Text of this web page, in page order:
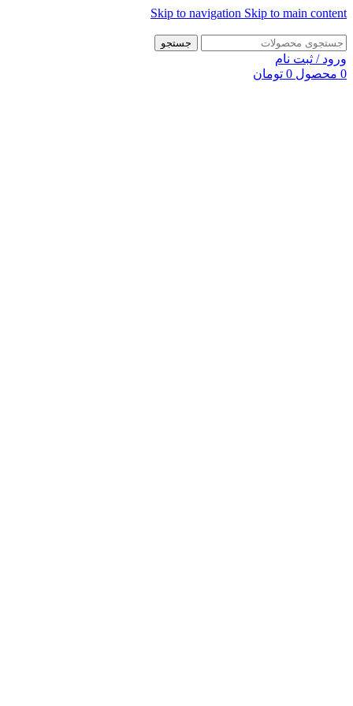
Skip to navigation Skip to main content
جستجو
ورود / ثبت نام
0 محصول 0 تومان